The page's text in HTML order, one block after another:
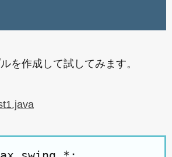
を作成して試してみます。